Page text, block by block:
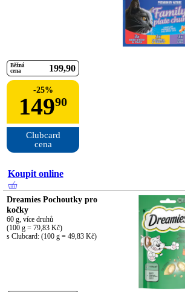
Běžná
cena
199 90
-25%
14990
Clubcard
cena
Koupit online
Dreamies Pochoutky pro
kočky
60 g, více druhů
(100 g = 79,83 Kč)
s Clubcard: (100 g = 49,83 Kč)